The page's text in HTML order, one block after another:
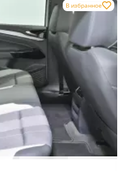
В избранное